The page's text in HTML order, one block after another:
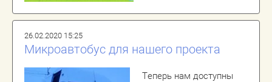
26.02.2020 15:25
Микроавтобус для нашего проекта
Теперь нам доступны